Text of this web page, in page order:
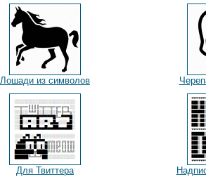
Лошади из символов
Для Твиттера